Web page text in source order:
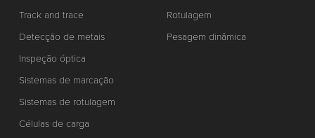
Track and trace
Detecção de metais
Inspeção óptica
Sistemas de marcação
Sistemas de rotulagem
Células de carga
Rotulagem
Pesagem dinâmica